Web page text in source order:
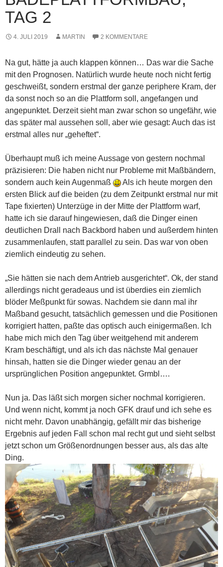
TAG 2
4. JULI 2019 MARTIN 2 KOMMENTARE
Na gut, hätte ja auch klappen können… Das war die Sache
mit den Prognosen. Natürlich wurde heute noch nicht fertig
geschweißt, sondern erstmal der ganze periphere Kram, der
da sonst noch so an die Plattform soll, angefangen und
angepunktet. Derzeit sieht man zwar schon so ungefähr, wie
das später mal aussehen soll, aber wie gesagt: Auch das ist
erstmal alles nur „geheftet“.
Überhaupt muß ich meine Aussage von gestern nochmal
präzisieren: Die haben nicht nur Probleme mit Maßbändern,
sondern auch kein Augenmaß
Als ich heute morgen den
ersten Blick auf die beiden (zu dem Zeitpunkt erstmal nur mit
Tape fixierten) Unterzüge in der Mitte der Plattform warf,
hatte ich sie darauf hingewiesen, daß die Dinger einen
deutlichen Drall nach Backbord haben und außerdem hinten
zusammenlaufen, statt parallel zu sein. Das war von oben
ziemlich eindeutig zu sehen.
„Sie hätten sie nach dem Antrieb ausgerichtet“. Ok, der stand
allerdings nicht geradeaus und ist überdies ein ziemlich
blöder Meßpunkt für sowas. Nachdem sie dann mal ihr
Maßband gesucht, tatsächlich gemessen und die Positionen
korrigiert hatten, paßte das optisch auch einigermaßen. Ich
habe mich mich den Tag über weitgehend mit anderem
Kram beschäftigt, und als ich das nächste Mal genauer
hinsah, hatten sie die Dinger wieder genau an der
ursprünglichen Position angepunktet. Grmbl….
Nun ja. Das läßt sich morgen sicher nochmal korrigieren.
Und wenn nicht, kommt ja noch GFK drauf und ich sehe es
nicht mehr. Davon unabhängig, gefällt mir das bisherige
Ergebnis auf jeden Fall schon mal recht gut und sieht selbst
jetzt schon um Größenordnungen besser aus, als das alte
Ding.